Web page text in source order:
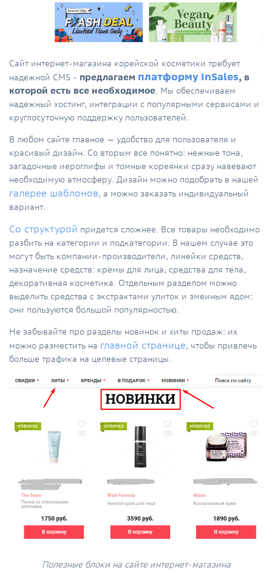
Сайт интернет-магазина корейской косметики требует
надежной CMS - предлагаем платформу InSales, в
которой есть все необходимое. Мы обеспечиваем
надежный хостинг, интеграции с популярными сервисами и
круглосуточную поддержку пользователей.
В любом сайте главное — удобство для пользователя и
красивый дизайн. Со вторым все понятно: нежные тона,
загадочные иероглифы и томные кореянки сразу навевают
необходимую атмосферу. Дизайн можно подобрать в нашей
галерее шаблонов, а можно заказать индивидуальный
вариант.
Со структурой придется сложнее. Все товары необходимо
разбить на категории и подкатегории. В нашем случае это
могут быть компании-производители, линейки средств,
назначение средств: кремы для лица, средства для тела,
декоративная косметика. Отдельным разделом можно
выделить средства с экстрактами улиток и змеиным ядом:
они пользуются большой популярностью.
Не забывайте про разделы новинок и хиты продаж: их
можно разместить на главной странице, чтобы привлечь
больше трафика на целевые страницы.
Полезные блоки на сайте интернет-магазина